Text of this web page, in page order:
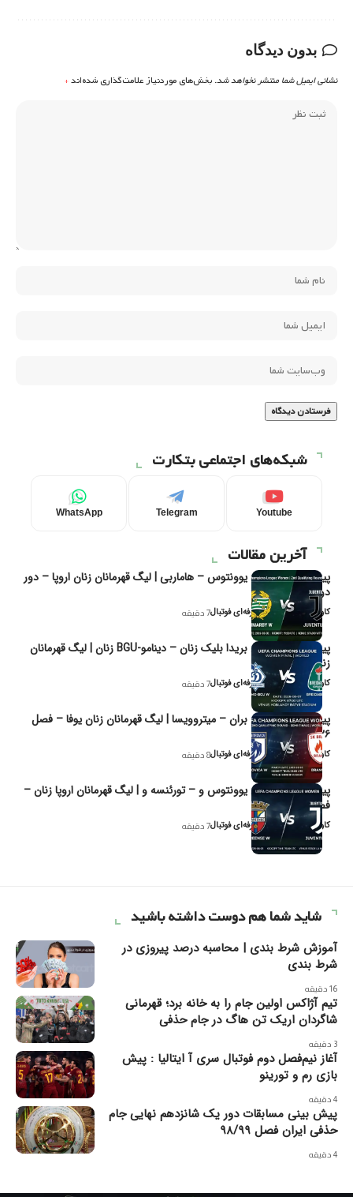
بدون دیدگاه
نشانی ایمیل شما منتشر نخواهد شد. بخش‌های موردنیاز علامت‌گذاری شده‌اند*
شبکه‌های اجتماعی بتکارت
Youtube
Telegram
WhatsApp
آخرین مقالات
پیش‌بینی و تحلیل یوونتوس – هاماربی | لیگ قهرمانان زنان اروپا – دور
دوم مرحله
کاوه نیک‌فر، تحلیل‌گر حرفه‌ای فوتبال7 دقیقه
پیش‌بینی و تحلیل بریدا بلیک زنان – دینامو-BGU زنان | لیگ قهرمانان
زنان یوفا
کاوه نیک‌فر، تحلیل‌گر حرفه‌ای فوتبال7 دقیقه
پیش‌بینی و تحلیل بران – میتروویسا | لیگ قهرمانان زنان یوفا – فصل
۲۰۲۶
کاوه نیک‌فر، تحلیل‌گر حرفه‌ای فوتبال8 دقیقه
پیش‌بینی و تحلیل یوونتوس و – تورئنسه و | لیگ قهرمانان اروپا زنان –
فصل ۲۰۲۶
کاوه نیک‌فر، تحلیل‌گر حرفه‌ای فوتبال7 دقیقه
شاید شما هم دوست داشته باشید
آموزش شرط بندی | محاسبه درصد پیروزی در
شرط بندی
16 دقیقه
تیم آژاکس اولین جام را به خانه برد؛ قهرمانی
شاگردان اریک تن هاگ در جام حذفی
3 دقیقه
آغاز نیم‌فصل دوم فوتبال سری آ ایتالیا : پیش
بازی رم و تورینو
4 دقیقه
پیش بینی مسابقات دور یک شانزدهم نهایی جام
حذفی ایران فصل ۹۸/۹۹
4 دقیقه